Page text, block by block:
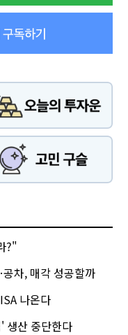
?"
차, 매각 성공할까
나온다
생산 중단한다